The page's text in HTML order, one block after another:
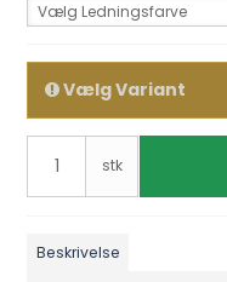
Vælg Ledningsfarve
Vælg Variant
stk
Beskrivelse